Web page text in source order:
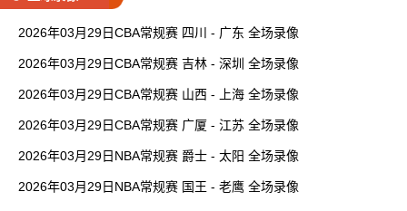
2026年03月29日CBA常规赛 四川 - 广东 全场录像
2026年03月29日CBA常规赛 吉林 - 深圳 全场录像
2026年03月29日CBA常规赛 山西 - 上海 全场录像
2026年03月29日CBA常规赛 广厦 - 江苏 全场录像
2026年03月29日NBA常规赛 爵士 - 太阳 全场录像
2026年03月29日NBA常规赛 国王 - 老鹰 全场录像